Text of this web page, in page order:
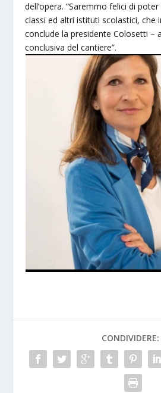
dell’opera. “Saremmo felici di
classi ed altri istituti scolastici, che
conclude la presidente Colosetti –
conclusiva del cantiere”.
CONDIVIDERE: